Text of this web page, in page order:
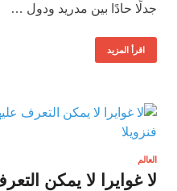
جدلًا حادًا بين مدريد ودول …
اقرأ المزيد
العالم
لا غوايرا لا يمكن